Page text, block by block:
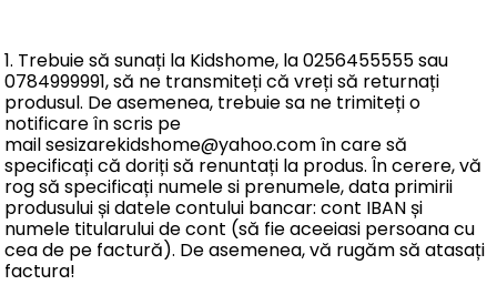
1. Trebuie să sunați la Kidshome, la 0256455555 sau
0784999991, să ne transmiteți că vreți să returnați
produsul. De asemenea, trebuie sa ne trimiteți o
notificare în scris pe
mail sesizarekidshome@yahoo.com în care să
specificați că doriți să renuntați la produs. În cerere, vă
rog să specificați numele si prenumele, data primirii
produsului și datele contului bancar: cont IBAN și
numele titularului de cont (să fie aceeiasi persoana cu
cea de pe factură). De asemenea, vă rugăm să atasați
factura!